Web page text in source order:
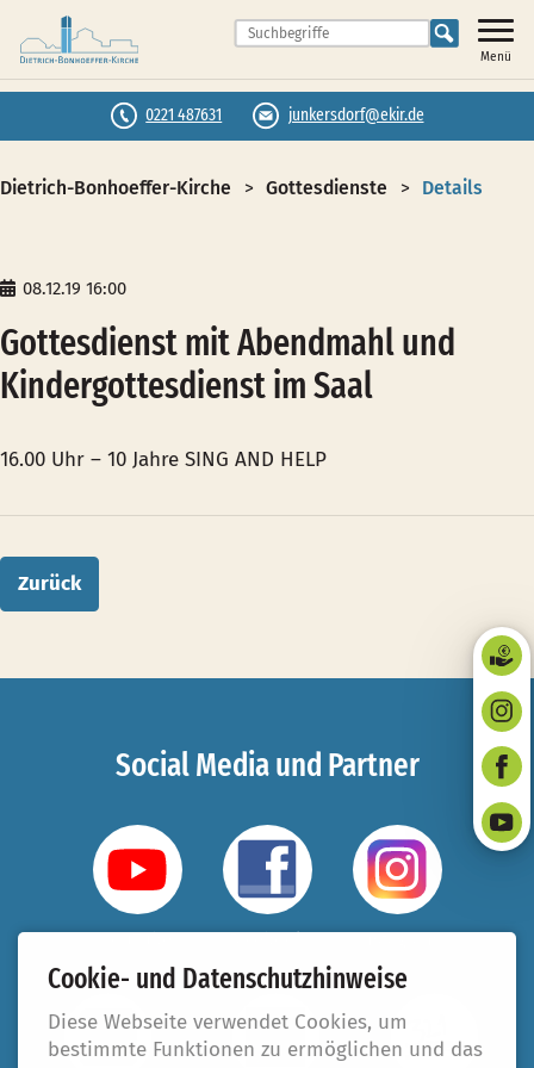
Menü
0221 487631 junkersdorf@ekir.de
Dietrich-Bonhoeffer-Kirche Gottesdienste Details
08.12.19 16:00
Gottesdienst mit Abendmahl und
Kindergottesdienst im Saal
16.00 Uhr – 10 Jahre SING AND HELP
Zurück
Social Media und Partner
YouTube Facebook Instagram
Cookie- und Datenschutzhinweise
Diese Webseite verwendet Cookies, um
bestimmte Funktionen zu ermöglichen und das